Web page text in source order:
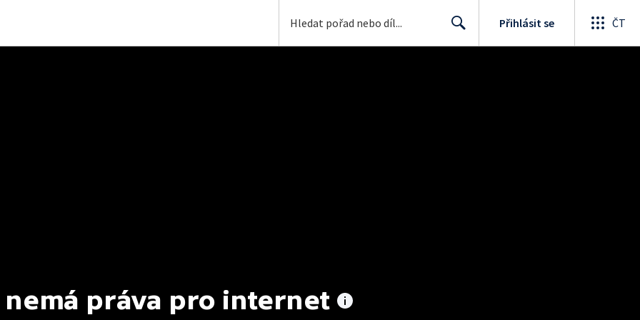
Přihlásit se ČT
nemá práva pro internet